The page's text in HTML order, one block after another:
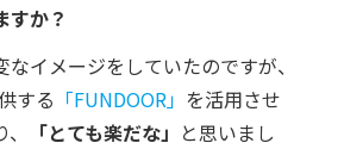
すか？
なイメージをしていたのですが、
する 「FUNDOOR」 を活用させ
「とても楽だな」 と思いまし